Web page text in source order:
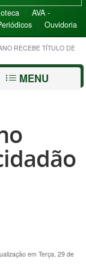
AVA -
Ouvidoria
RECEBE TÍTULO DE
MENU
em Terça, 29 de